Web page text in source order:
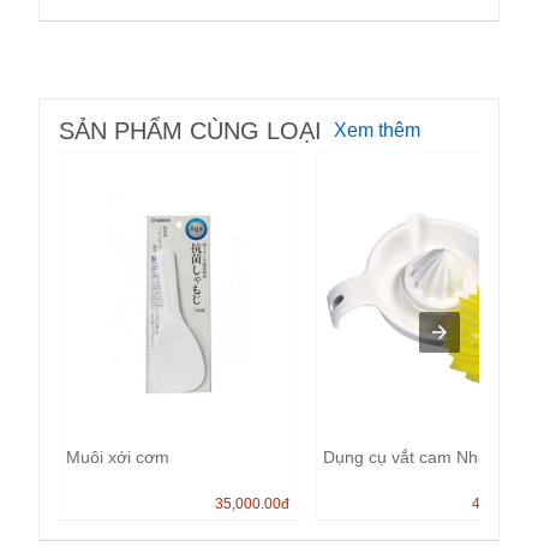
SẢN PHẨM CÙNG LOẠI Xem thêm
Muôi xới cơm
35,000.00đ
Dụng cụ vắt cam Nhật bản.
40,000.00